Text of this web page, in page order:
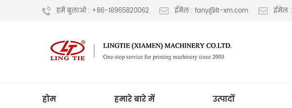
हमें बुलाओ : +86-18965820062 ईमेल : fany@lt-xm.com ईमेल :
होम हमारे बारे में उत्पादों